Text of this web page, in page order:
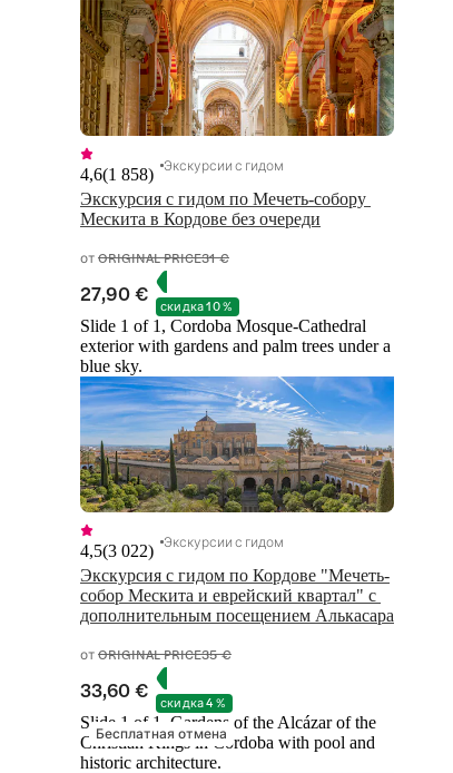
Экскурсия с гидом по Мечеть-собору
Мескита в Кордове без очереди
4,6(1 858) Экскурсии с гидом
отORIGINAL PRICE31 €
27,90 € скидка 10 %
Slide 1 of 1, Cordoba Mosque-Cathedral
exterior with gardens and palm trees under a
blue sky.
Экскурсия с гидом по Кордове "Мечеть-
собор Мескита и еврейский квартал" с
дополнительным посещением Алькасара
4,5(3 022) Экскурсии с гидом
отORIGINAL PRICE35 €
33,60 € скидка 4 %
Бесплатная отмена
Slide 1 of 1, Gardens of the Alcázar of the
Christian Kings in Cordoba with pool and
historic architecture.